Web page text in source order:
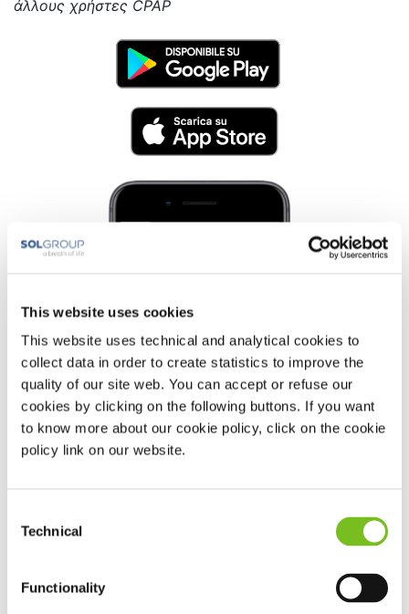
This website uses cookies
This website uses technical and analytical cookies to
collect data in order to create statistics to improve the
quality of our site web. You can accept or refuse our
cookies by clicking on the following buttons. If you want
to know more about our cookie policy, click on the cookie
policy link on our website.
Selection
Technical
Functionality
άλλους χρήστες CPAP
Sleepstyle app από την Fisher &